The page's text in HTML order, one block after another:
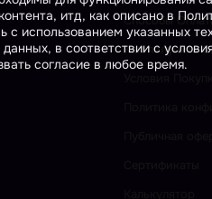
Способы
Как получить
итд, как описано в
с использованием указанных
в соответствии с
согласие в любое время.